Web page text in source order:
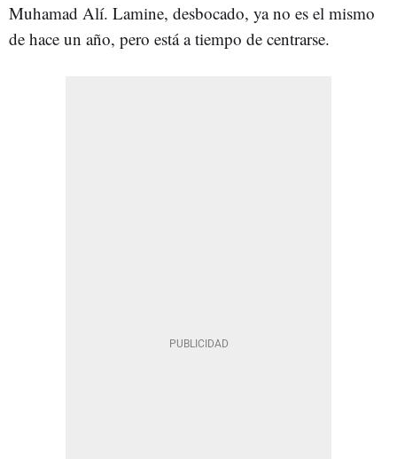
Muhamad Alí. Lamine, desbocado, ya no es el mismo
de hace un año, pero está a tiempo de centrarse.